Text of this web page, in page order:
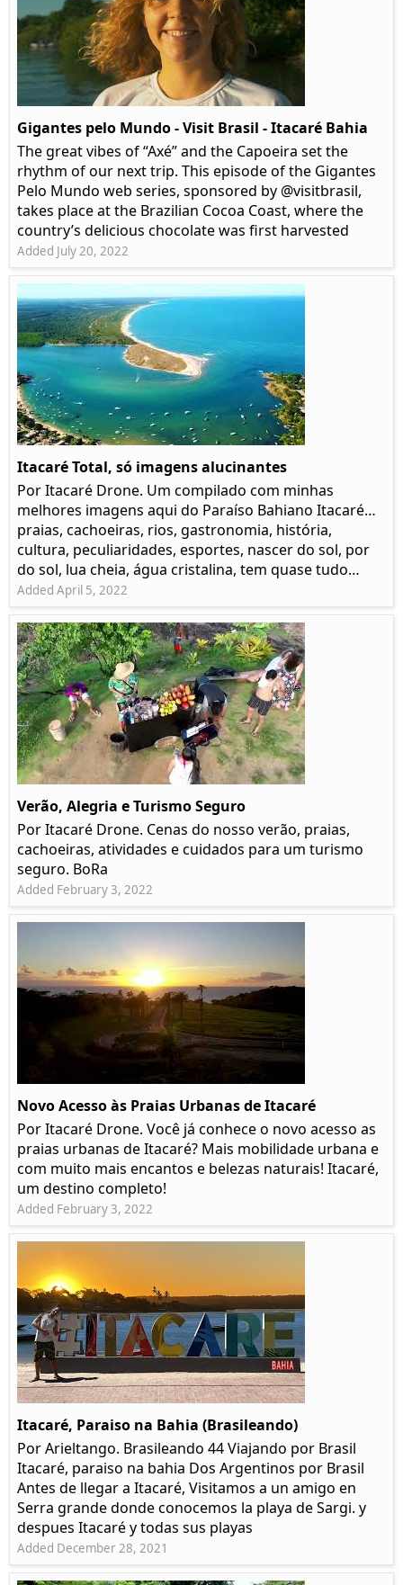
Gigantes pelo Mundo - Visit Brasil - Itacaré Bahia
The great vibes of “Axé” and the Capoeira set the
rhythm of our next trip. This episode of the Gigantes
Pelo Mundo web series, sponsored by @visitbrasil,
takes place at the Brazilian Cocoa Coast, where the
country’s delicious chocolate was first harvested
Added July 20, 2022
Itacaré Total, só imagens alucinantes
Por Itacaré Drone. Um compilado com minhas
melhores imagens aqui do Paraíso Bahiano Itacaré…
praias, cachoeiras, rios, gastronomia, história,
cultura, peculiaridades, esportes, nascer do sol, por
do sol, lua cheia, água cristalina, tem quase tudo…
Added April 5, 2022
Verão, Alegria e Turismo Seguro
Por Itacaré Drone. Cenas do nosso verão, praias,
cachoeiras, atividades e cuidados para um turismo
seguro. BoRa
Added February 3, 2022
Novo Acesso às Praias Urbanas de Itacaré
Por Itacaré Drone. Você já conhece o novo acesso as
praias urbanas de Itacaré? Mais mobilidade urbana e
com muito mais encantos e belezas naturais! Itacaré,
um destino completo!
Added February 3, 2022
Itacaré, Paraiso na Bahia (Brasileando)
Por Arieltango. Brasileando 44 Viajando por Brasil
Itacaré, paraiso na bahia Dos Argentinos por Brasil
Antes de llegar a Itacaré, Visitamos a un amigo en
Serra grande donde conocemos la playa de Sargi. y
despues Itacaré y todas sus playas
Added December 28, 2021